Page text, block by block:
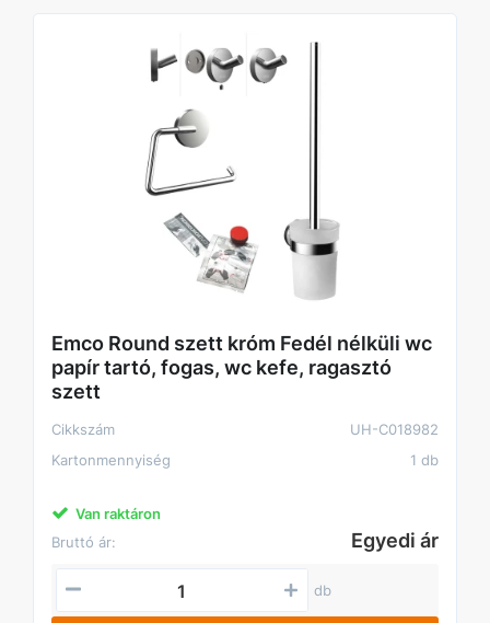
Emco Round szett króm Fedél nélküli wc
papír tartó, fogas, wc kefe, ragasztó
szett
Cikkszám
UH-C018982
Kartonmennyiség
1 db
Van raktáron
Bruttó ár:
Egyedi ár
db